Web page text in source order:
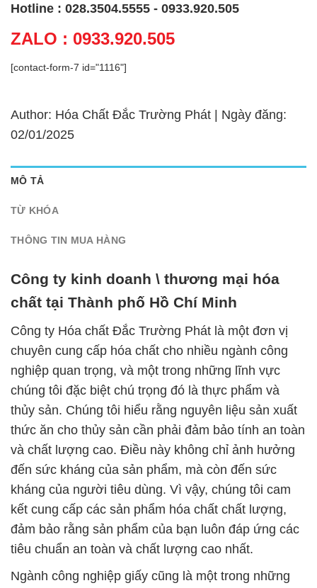
Hotline : 028.3504.5555 - 0933.920.505
ZALO : 0933.920.505
[contact-form-7 id="1116"]
Author: Hóa Chất Đắc Trường Phát | Ngày đăng:
02/01/2025
MÔ TẢ
TỪ KHÓA
THÔNG TIN MUA HÀNG
Công ty kinh doanh \ thương mại hóa
chất tại Thành phố Hồ Chí Minh
Công ty Hóa chất Đắc Trường Phát là một đơn vị
chuyên cung cấp hóa chất cho nhiều ngành công
nghiệp quan trọng, và một trong những lĩnh vực
chúng tôi đặc biệt chú trọng đó là thực phẩm và
thủy sản. Chúng tôi hiểu rằng nguyên liệu sản xuất
thức ăn cho thủy sản cần phải đảm bảo tính an toàn
và chất lượng cao. Điều này không chỉ ảnh hưởng
đến sức kháng của sản phẩm, mà còn đến sức
kháng của người tiêu dùng. Vì vậy, chúng tôi cam
kết cung cấp các sản phẩm hóa chất chất lượng,
đảm bảo rằng sản phẩm của bạn luôn đáp ứng các
tiêu chuẩn an toàn và chất lượng cao nhất.
Ngành công nghiệp giấy cũng là một trong những